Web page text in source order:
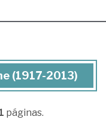
(1917-2013)
1 páginas.